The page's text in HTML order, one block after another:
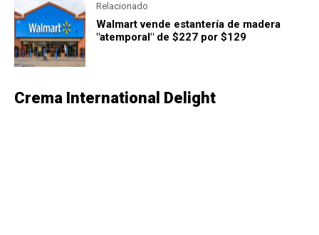
Relacionado
Walmart vende estantería de madera
"atemporal" de $227 por $129
Crema International Delight